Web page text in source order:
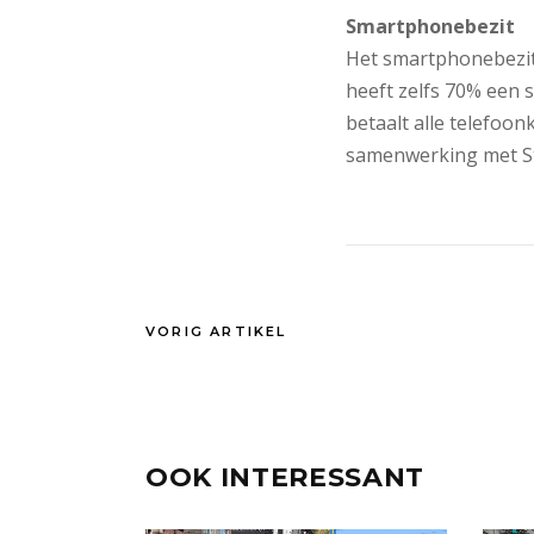
Smartphonebezit
Het
heeft zelfs 70% een
betaalt alle
samenwerking met
VORIG ARTIKEL
OOK INTERESSANT